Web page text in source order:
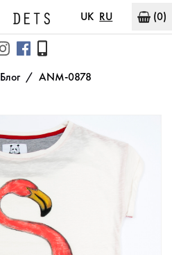
UK RU (0)
Блог ANM-0878